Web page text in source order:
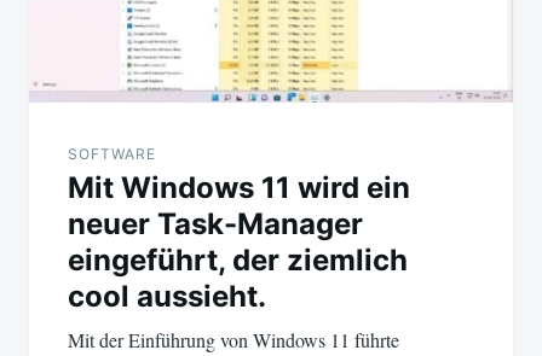
SOFTWARE
Mit Windows 11 wird ein
neuer Task-Manager
eingeführt, der ziemlich
cool aussieht.
Mit der Einführung von Windows 11 führte